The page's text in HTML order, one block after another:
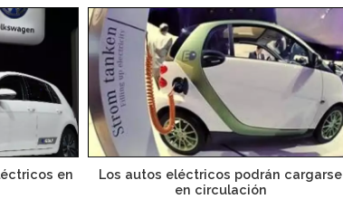
en
Los autos eléctricos podrán cargarse
en circulación